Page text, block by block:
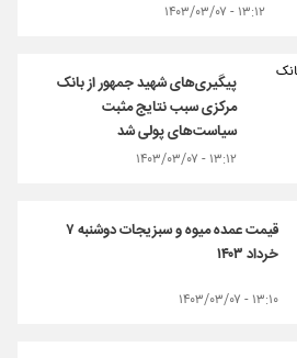
۱۳:۱۲ - ۱۴۰۳/۰۳/۰۷
پیگیری‌های شهید جمهور از بانک
مرکزی سبب نتایج مثبت
سیاست‌های پولی شد
۱۳:۱۲ - ۱۴۰۳/۰۳/۰۷
قیمت عمده میوه و سبزیجات دوشنبه ۷
خرداد ۱۴۰۳
۱۳:۱۰ - ۱۴۰۳/۰۳/۰۷